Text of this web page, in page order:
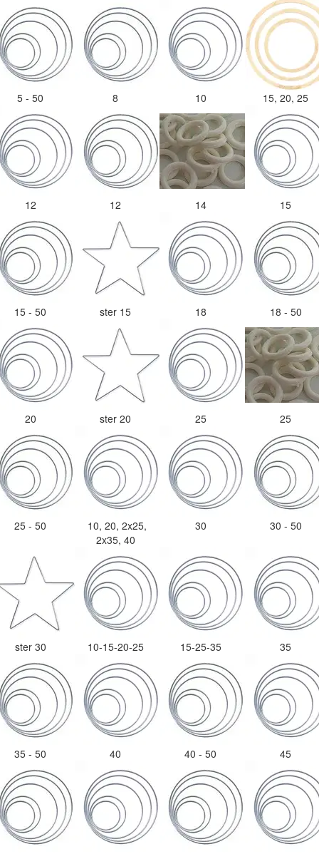
5 - 50 8 10 15, 20, 25
12 12 14 15
15 - 50 ster 15 18 18 - 50
20 ster 20 25 25
25 - 50
10, 20, 2x25,
2x35, 40
30 30 - 50
ster 30 10-15-20-25 15-25-35 35
35 - 50 40 40 - 50 45